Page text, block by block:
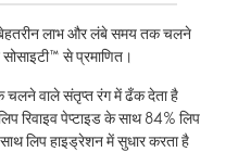
बेहतरीन लाभ और लंबे समय तक चलने
से प्रमाणित।
चलने वाले संतृप्त रंग में ढँक देता है
रिवाइव पेप्टाइड के साथ 84% लिप
लिप हाइड्रेशन में सुधार करता है